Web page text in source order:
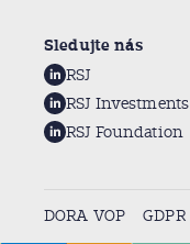
Sledujte nás
RSJ
RSJ Investments
RSJ Foundation
DORA VOP GDPR